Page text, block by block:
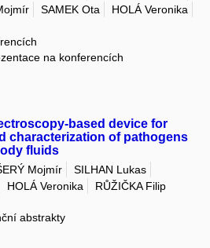
SAMEK Ota
HOLÁ Veronika
na konferencích
based device for
characterization of pathogens
fluids
Mojmír
SILHAN Lukas
HOLÁ Veronika
RŮŽIČKA Filip
abstrakty